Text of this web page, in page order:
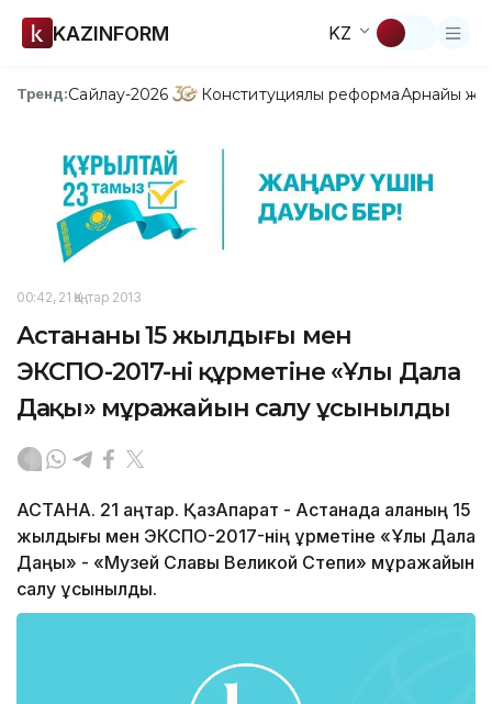
KAZINFORM KZ
Тренд:Сайлау-2026 Конституциялық реформаАрнайы
00:42, 21 Қаңтар 2013
Астананың 15 жылдығы мен
ЭКСПО-2017-нің құрметіне «Ұлы Дала
Даңқы» мұражайын салу ұсынылды
АСТАНА. 21 қаңтар. ҚазАқпарат - Астанада қаланың 15
жылдығы мен ЭКСПО-2017-нің құрметіне «Ұлы Дала
Даңқы» - «Музей Славы Великой Степи» мұражайын
салу ұсынылды.